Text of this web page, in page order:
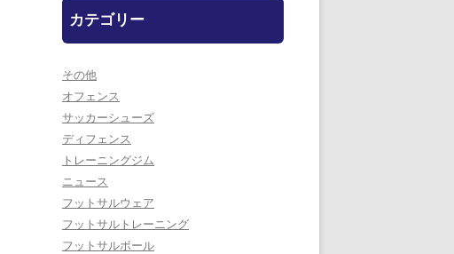
カテゴリー
その他
オフェンス
サッカーシューズ
ディフェンス
トレーニングジム
ニュース
フットサルウェア
フットサルトレーニング
フットサルボール